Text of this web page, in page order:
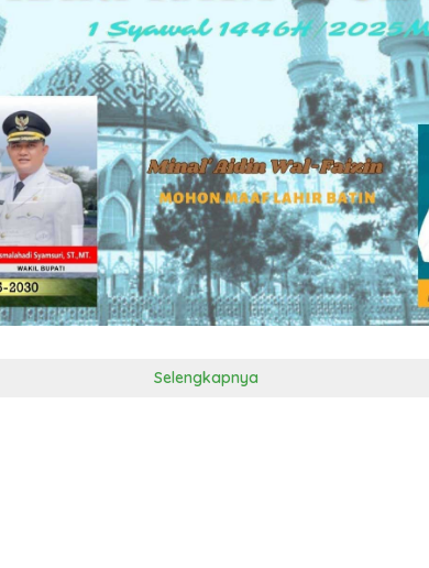
Selengkapnya